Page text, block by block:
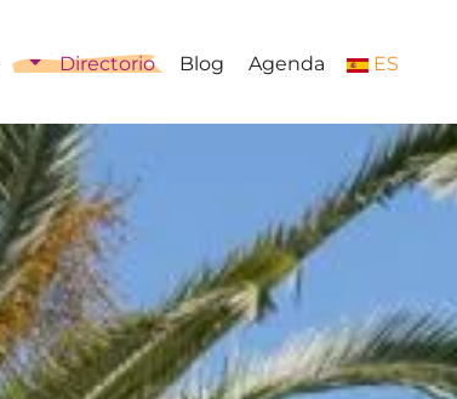
Directorio Blog Agenda ES